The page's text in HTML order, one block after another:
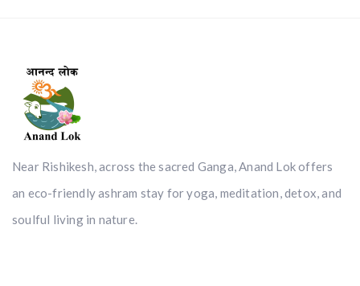
Near Rishikesh, across the sacred Ganga, Anand Lok offers
an eco-friendly ashram stay for yoga, meditation, detox, and
soulful living in nature.